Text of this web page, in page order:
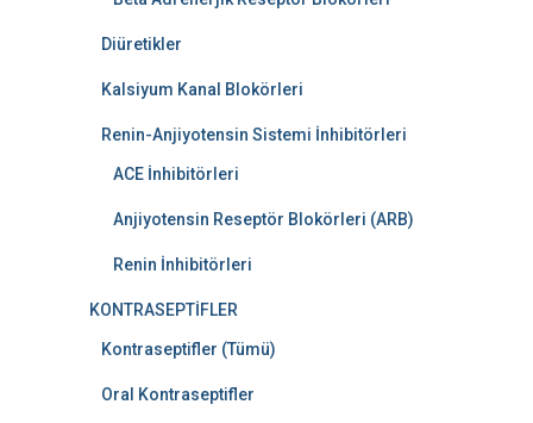
Diüretikler
Kalsiyum Kanal Blokörleri
Renin-Anjiyotensin Sistemi İnhibitörleri
ACE İnhibitörleri
Anjiyotensin Reseptör Blokörleri (ARB)
Renin İnhibitörleri
KONTRASEPTİFLER
Kontraseptifler (Tümü)
Oral Kontraseptifler